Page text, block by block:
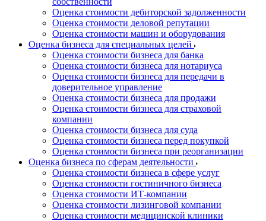
Оценка стоимости дебиторской задолженности
Оценка стоимости деловой репутации
Оценка стоимости машин и оборудования
Оценка бизнеса для специальных целей
Оценка стоимости бизнеса для банка
Оценка стоимости бизнеса для нотариуса
Оценка стоимости бизнеса для передачи в
доверительное управление
Оценка стоимости бизнеса для продажи
Оценка стоимости бизнеса для страховой
компании
Оценка стоимости бизнеса для суда
Оценка стоимости бизнеса перед покупкой
Оценка стоимости бизнеса при реорганизации
Оценка бизнеса по сферам деятельности
Оценка стоимости бизнеса в сфере услуг
Оценка стоимости гостиничного бизнеса
Оценка стоимости ИТ-компании
Оценка стоимости лизинговой компании
Оценка стоимости медицинской клиники